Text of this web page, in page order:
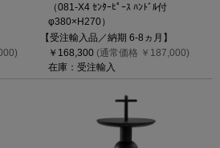
（081-X4 ｾﾝﾀｰﾋﾟｰｽ ﾊﾝﾄﾞﾙ付
φ380×H270）
【受注輸入品／納期 6-8ヵ月】
￥168,300 (通常価格 ￥187,000)
在庫：受注輸入